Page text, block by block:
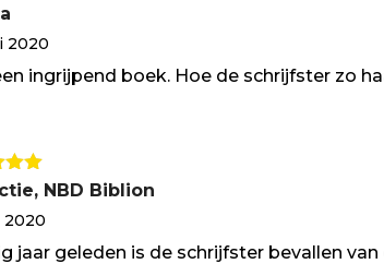
2020
ingrijpend boek. Hoe de schrijfster zo
NBD Biblion
2020
jaar geleden is de schrijfster bevallen